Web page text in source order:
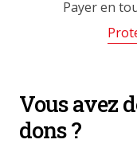
Payer en
Vous avez
dons ?